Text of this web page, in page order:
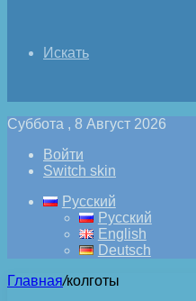
Искать
Суббота , 8 Август 2026
Войти
Switch skin
Русский
Русский
English
Deutsch
Главная/колготы